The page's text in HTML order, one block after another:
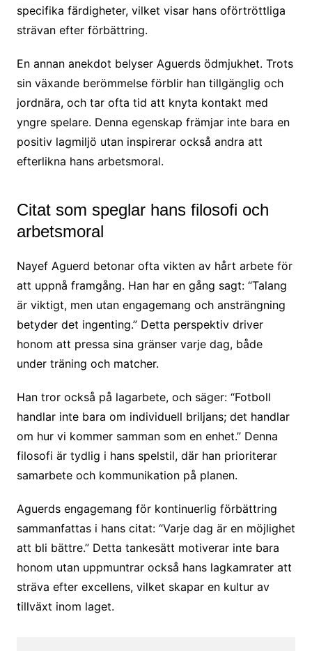
specifika färdigheter, vilket visar hans oförtröttliga
strävan efter förbättring.
En annan anekdot belyser Aguerds ödmjukhet. Trots
sin växande berömmelse förblir han tillgänglig och
jordnära, och tar ofta tid att knyta kontakt med
yngre spelare. Denna egenskap främjar inte bara en
positiv lagmiljö utan inspirerar också andra att
efterlikna hans arbetsmoral.
Citat som speglar hans filosofi och
arbetsmoral
Nayef Aguerd betonar ofta vikten av hårt arbete för
att uppnå framgång. Han har en gång sagt: “Talang
är viktigt, men utan engagemang och ansträngning
betyder det ingenting.” Detta perspektiv driver
honom att pressa sina gränser varje dag, både
under träning och matcher.
Han tror också på lagarbete, och säger: “Fotboll
handlar inte bara om individuell briljans; det handlar
om hur vi kommer samman som en enhet.” Denna
filosofi är tydlig i hans spelstil, där han prioriterar
samarbete och kommunikation på planen.
Aguerds engagemang för kontinuerlig förbättring
sammanfattas i hans citat: “Varje dag är en möjlighet
att bli bättre.” Detta tankesätt motiverar inte bara
honom utan uppmuntrar också hans lagkamrater att
sträva efter excellens, vilket skapar en kultur av
tillväxt inom laget.